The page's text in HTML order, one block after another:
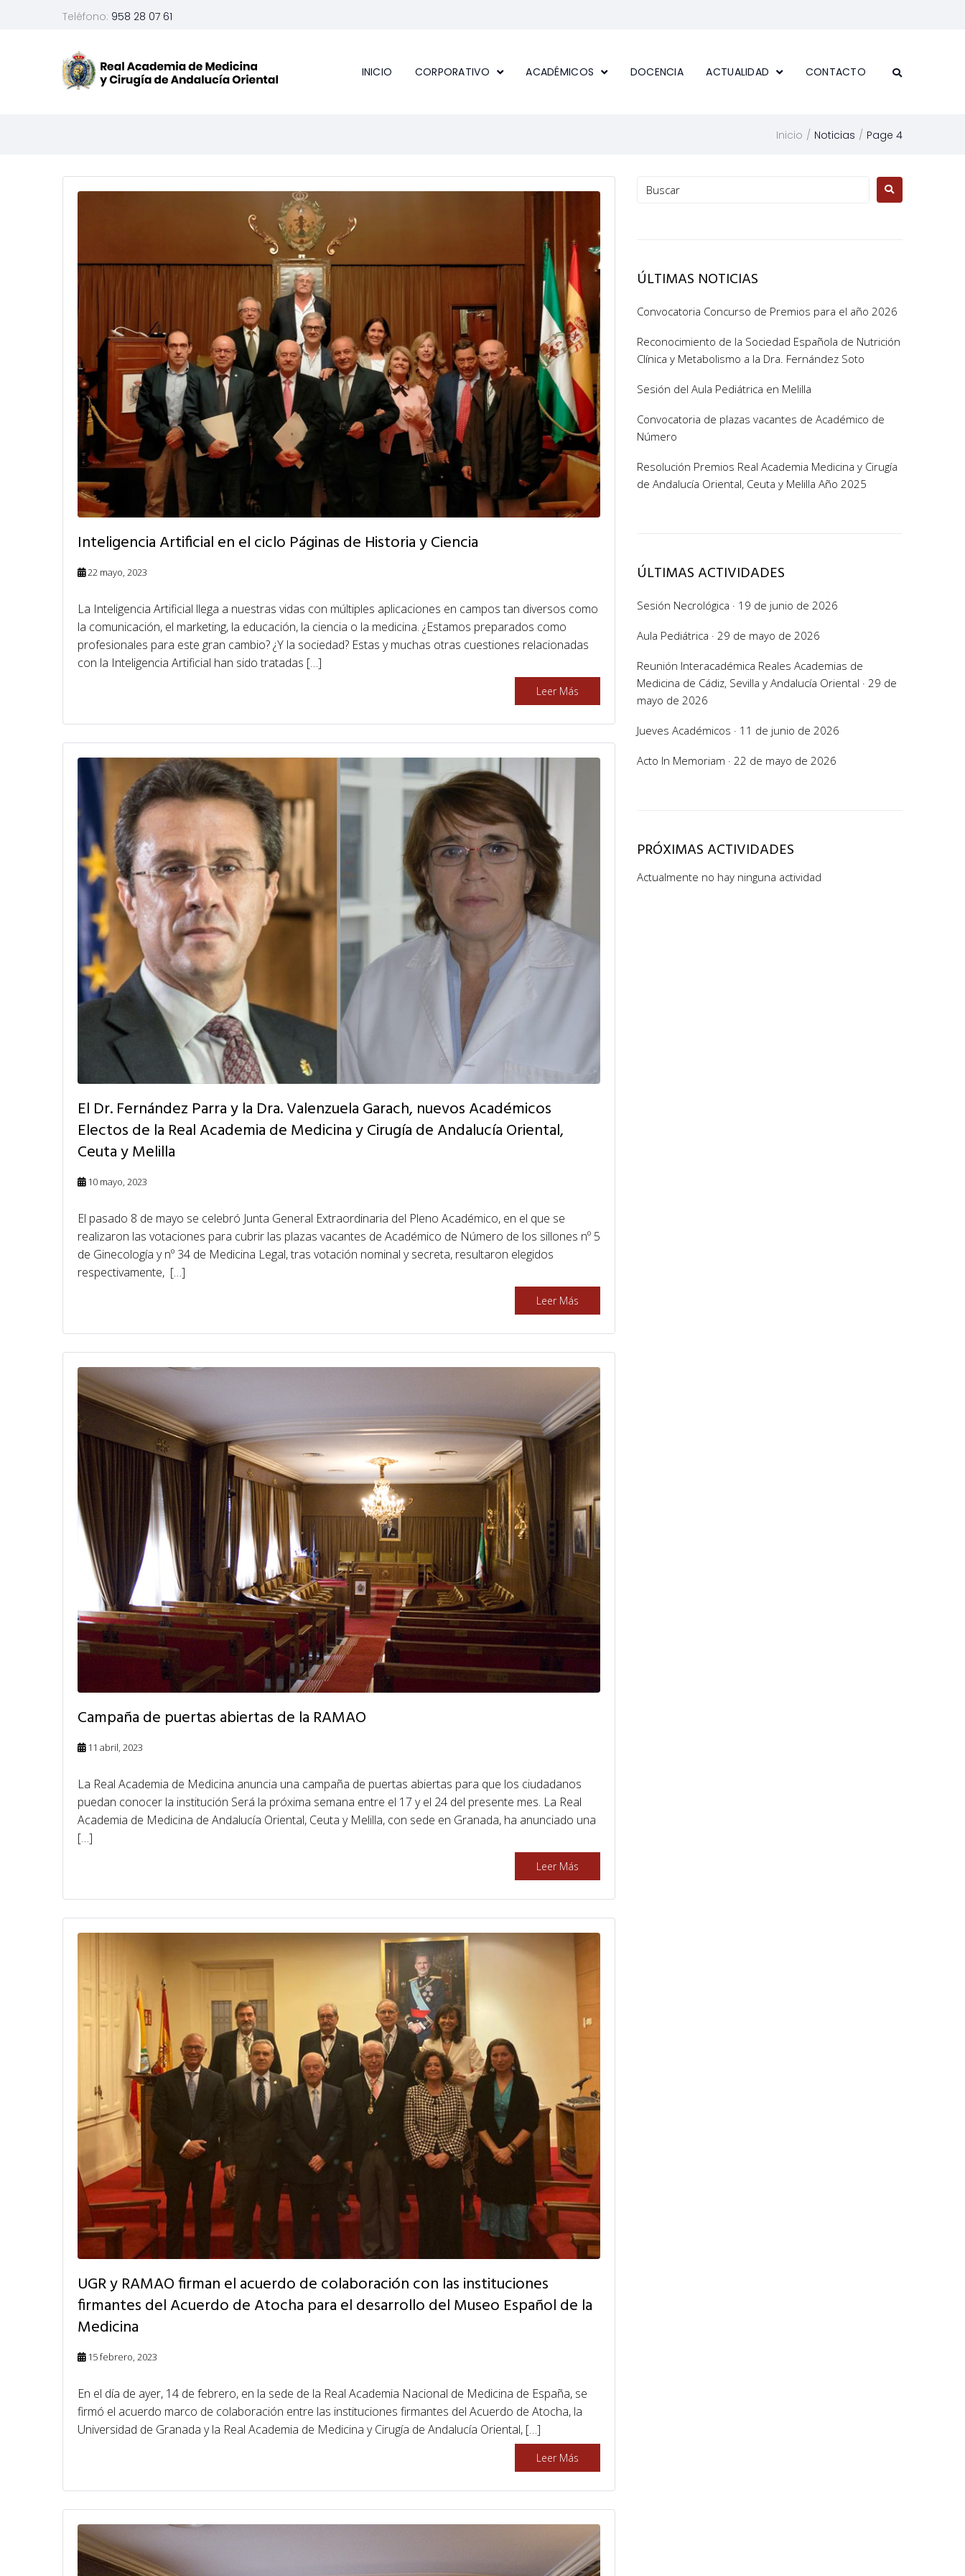
Teléfono: 958 28 07 61
INICIO CORPORATIVO ACADÉMICOS DOCENCIA ACTUALIDAD CONTACTO
Inicio / Noticias / Page 4
Inteligencia Artificial en el ciclo Páginas de Historia y Ciencia
22 mayo, 2023
La Inteligencia Artificial llega a nuestras vidas con múltiples aplicaciones en campos tan diversos como
la comunicación, el marketing, la educación, la ciencia o la medicina. ¿Estamos preparados como
profesionales para este gran cambio? ¿Y la sociedad? Estas y muchas otras cuestiones relacionadas
con la Inteligencia Artificial han sido tratadas […]
Leer Más
El Dr. Fernández Parra y la Dra. Valenzuela Garach, nuevos Académicos
Electos de la Real Academia de Medicina y Cirugía de Andalucía Oriental,
Ceuta y Melilla
10 mayo, 2023
El pasado 8 de mayo se celebró Junta General Extraordinaria del Pleno Académico, en el que se
realizaron las votaciones para cubrir las plazas vacantes de Académico de Número de los sillones nº 5
de Ginecología y nº 34 de Medicina Legal, tras votación nominal y secreta, resultaron elegidos
respectivamente, […]
Leer Más
Campaña de puertas abiertas de la RAMAO
11 abril, 2023
La Real Academia de Medicina anuncia una campaña de puertas abiertas para que los ciudadanos
puedan conocer la institución Será la próxima semana entre el 17 y el 24 del presente mes. La Real
Academia de Medicina de Andalucía Oriental, Ceuta y Melilla, con sede en Granada, ha anunciado una
[…]
Leer Más
UGR y RAMAO firman el acuerdo de colaboración con las instituciones
firmantes del Acuerdo de Atocha para el desarrollo del Museo Español de la
Medicina
15 febrero, 2023
En el día de ayer, 14 de febrero, en la sede de la Real Academia Nacional de Medicina de España, se
firmó el acuerdo marco de colaboración entre las instituciones firmantes del Acuerdo de Atocha, la
Universidad de Granada y la Real Academia de Medicina y Cirugía de Andalucía Oriental, […]
Leer Más
ÚLTIMAS NOTICIAS
Convocatoria Concurso de Premios para el año 2026
Reconocimiento de la Sociedad Española de Nutrición
Clínica y Metabolismo a la Dra. Fernández Soto
Sesión del Aula Pediátrica en Melilla
Convocatoria de plazas vacantes de Académico de
Número
Resolución Premios Real Academia Medicina y Cirugía
de Andalucía Oriental, Ceuta y Melilla Año 2025
ÚLTIMAS ACTIVIDADES
Sesión Necrológica · 19 de junio de 2026
Aula Pediátrica · 29 de mayo de 2026
Reunión Interacadémica Reales Academias de
Medicina de Cádiz, Sevilla y Andalucía Oriental · 29 de
mayo de 2026
Jueves Académicos · 11 de junio de 2026
Acto In Memoriam · 22 de mayo de 2026
PRÓXIMAS ACTIVIDADES
Actualmente no hay ninguna actividad